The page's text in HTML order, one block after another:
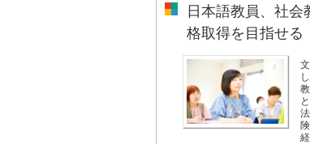
日本語教員、社
格取得を目指せる